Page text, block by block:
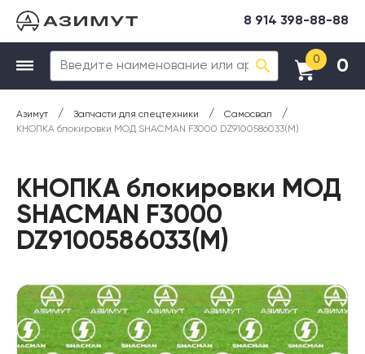
8 914 398-88-88
0 0
Азимут / Запчасти для спецтехники / Самосвал /
КНОПКА блокировки МОД SHACMAN F3000 DZ9100586033(М)
КНОПКА блокировки МОД
SHACMAN F3000
DZ9100586033(М)